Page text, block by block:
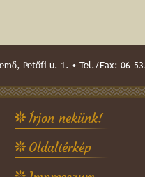
Petőfi u. 1. • Tel./Fax: 06-
Írjon nekünk!
Oldaltérkép